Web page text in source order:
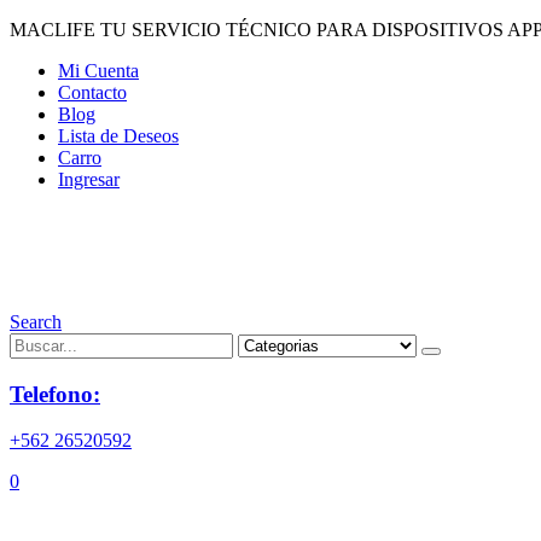
MACLIFE TU SERVICIO TÉCNICO PARA DISPOSITIVOS
Mi Cuenta
Contacto
Blog
Lista de Deseos
Carro
Ingresar
Search
Telefono:
+562 26520592
0